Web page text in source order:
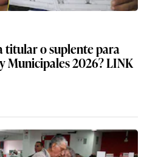
titular o suplente para